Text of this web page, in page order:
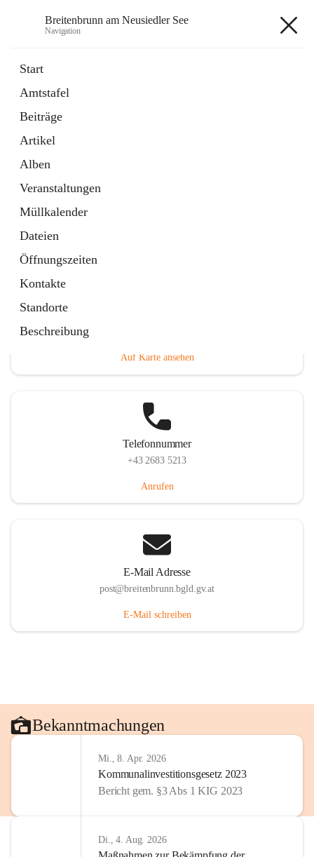
Breitenbrunn am Neusiedler See
Navigation
Start
Amtstafel
Beiträge
Artikel
Alben
Veranstaltungen
Müllkalender
Dateien
Öffnungszeiten
Kontakte
Standorte
Beschreibung
18 Schnellzugriffe
Gemeindeservice
Auf Karte ansehen
Telefonnummer
+43 2683 5213
Anrufen
E-Mail Adresse
post@breitenbrunn.bgld.gv.at
E-Mail schreiben
Bekanntmachungen
Mi., 8. Apr. 2026
Kommunalinvestitionsgesetz 2023
Bericht gem. §3 Abs 1 KIG 2023
Di., 4. Aug. 2026